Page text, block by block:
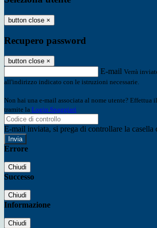
button close ×
Recupero password
button close ×
E-mail Verrà
all'indirizzo indicato con le istruzioni necessarie.
Non hai una e-mail associata al nome utente? Effettua
tramite la Login Spaggiari
E-mail inviata, si prega di controllare la casella
Errore
Chiudi
Successo
Chiudi
Informazione
Chiudi